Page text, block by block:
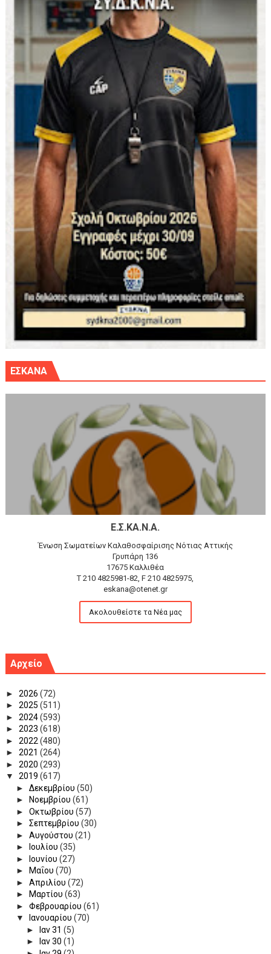
ΕΣΚΑΝΑ
Ε.Σ.ΚΑ.Ν.Α.
Ένωση Σωματείων Καλαθοσφαίρισης Νότιας Αττικής
Γρυπάρη 136
17675 Καλλιθέα
T 210 4825981-82, F 210 4825975,
eskana@otenet.gr
Ακολουθείστε τα Νέα μας
Αρχείο
► 2026 (72)
► 2025 (511)
► 2024(593)
► 2023 (618)
► 2022 (480)
► 2021 (264)
► 2020 (293)
▼ 2019 (617)
► Δεκεμβρίου (50)
►
Νοεμβρίου (61)
► Οκτωβρίου (57)
► Σεπτεμβρίου (30)
► Αυγούστου (21)
►
Ιουλίου (35)
►
Ιουνίου (27)
►
Μαΐου (70)
► Απριλίου (72)
►
Μαρτίου (63)
► Φεβρουαρίου (61)
▼
Ιανουαρίου (70)
►
Ιαν 31 (5)
►
Ιαν 30 (1)